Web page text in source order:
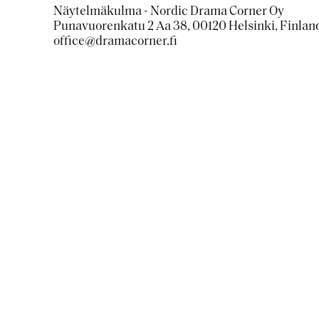
Näytelmäkulma - Nordic Drama Corner Oy
Punavuorenkatu 2 Aa 38, 00120 Helsinki,
office@dramacorner.fi